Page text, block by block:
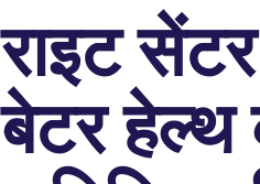
राइट
बेटर